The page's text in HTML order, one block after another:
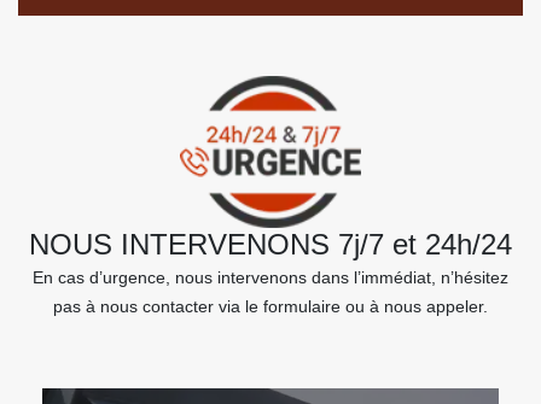
NOUS INTERVENONS 7j/7 et 24h/24
En cas d’urgence, nous intervenons dans l’immédiat, n’hésitez
pas à nous contacter via le formulaire ou à nous appeler.